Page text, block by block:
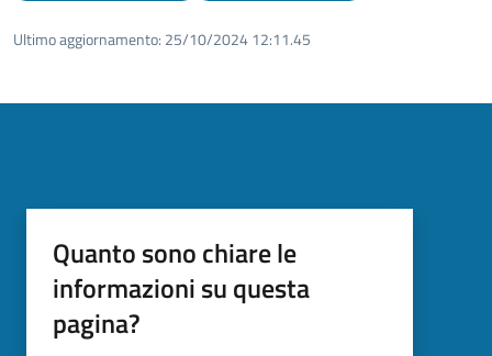
Ultimo aggiornamento: 25/10/2024 12:11.45
Quanto sono chiare le
informazioni su questa
pagina?